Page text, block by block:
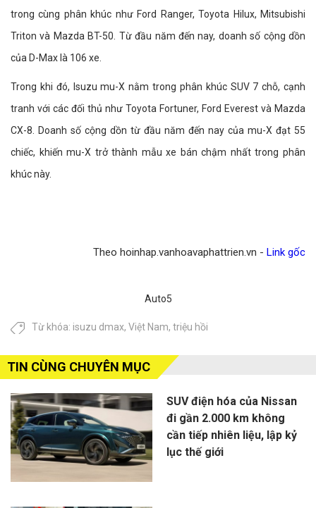
trong cùng phân khúc như Ford Ranger, Toyota Hilux, Mitsubishi
Triton và Mazda BT-50. Từ đầu năm đến nay, doanh số cộng dồn
của D-Max là 106 xe.
Trong khi đó, Isuzu mu-X nằm trong phân khúc SUV 7 chỗ, cạnh
tranh với các đối thủ như Toyota Fortuner, Ford Everest và Mazda
CX-8. Doanh số cộng dồn từ đầu năm đến nay của mu-X đạt 55
chiếc, khiến mu-X trở thành mẫu xe bán chậm nhất trong phân
khúc này.
Theo hoinhap.vanhoavaphattrien.vn - Link gốc
Auto5
Từ khóa: isuzu dmax, Việt Nam, triệu hồi
TIN CÙNG CHUYÊN MỤC
SUV điện hóa của Nissan
đi gần 2.000 km không
cần tiếp nhiên liệu, lập kỷ
lục thế giới